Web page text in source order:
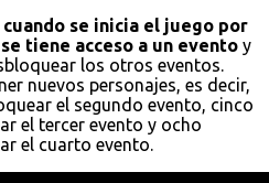
cuando se inicia el juego por
tiene acceso a un evento y
los otros eventos.
nuevos personajes, es decir,
el segundo evento, cinco
el tercer evento y ocho
el cuarto evento.